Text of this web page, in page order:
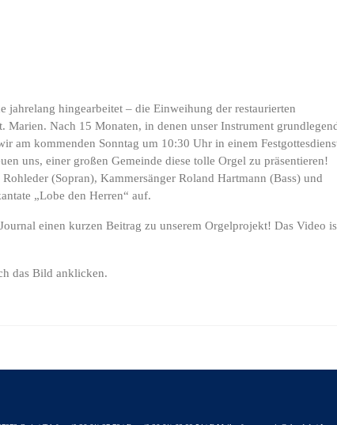
hingearbeitet – die Einweihung der restaurierten
Nach 15 Monaten, in denen unser Instrument
am kommenden Sonntag um 10:30 Uhr in einem
uns, einer großen Gemeinde diese tolle Orgel zu präsentieren!
(Sopran), Kammersänger Roland Hartmann (Bass) und
„Lobe den Herren“ auf.
einen kurzen Beitrag zu unserem Orgelprojekt! Das Video
das Bild anklicken.